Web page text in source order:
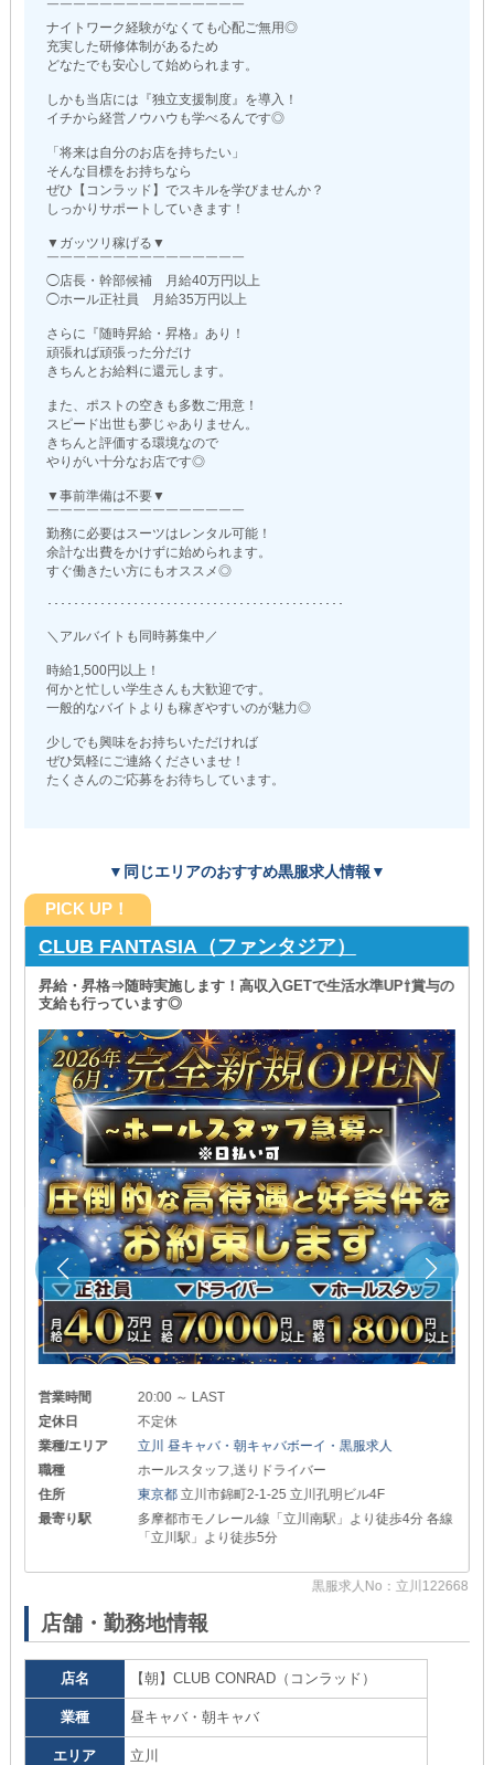
￣￣￣￣￣￣￣￣￣￣￣￣￣￣￣
ナイトワーク経験がなくても心配ご無用◎
充実した研修体制があるため
どなたでも安心して始められます。
しかも当店には『独立支援制度』を導入！
イチから経営ノウハウも学べるんです◎
「将来は自分のお店を持ちたい」
そんな目標をお持ちなら
ぜひ【コンラッド】でスキルを学びませんか？
しっかりサポートしていきます！
▼ガッツリ稼げる▼
￣￣￣￣￣￣￣￣￣￣￣￣￣￣￣
◯店長・幹部候補 月給40万円以上
◯ホール正社員 月給35万円以上
さらに『随時昇給・昇格』あり！
頑張れば頑張った分だけ
きちんとお給料に還元します。
また、ポストの空きも多数ご用意！
スピード出世も夢じゃありません。
きちんと評価する環境なので
やりがい十分なお店です◎
▼事前準備は不要▼
￣￣￣￣￣￣￣￣￣￣￣￣￣￣￣
勤務に必要はスーツはレンタル可能！
余計な出費をかけずに始められます。
すぐ働きたい方にもオススメ◎
･････････････････････････････････････････････
＼アルバイトも同時募集中／
時給1,500円以上！
何かと忙しい学生さんも大歓迎です。
一般的なバイトよりも稼ぎやすいのが魅力◎
少しでも興味をお持ちいただければ
ぜひ気軽にご連絡くださいませ！
たくさんのご応募をお待ちしています。
▼同じエリアのおすすめ黒服求人情報▼
PICK UP！
CLUB FANTASIA（ファンタジア）
昇給・昇格⇒随時実施します！高収入GETで生活水準UP⇧賞与の
支給も行っています◎
営業時間
20:00 ～ LAST
定休日
不定休
業種/エリア
立川 昼キャバ・朝キャバボーイ・黒服求人
職種
ホールスタッフ,送りドライバー
住所
東京都 立川市錦町2-1-25 立川孔明ビル4F
最寄り駅
多摩都市モノレール線「立川南駅」より徒歩4分 各線
「立川駅」より徒歩5分
黒服求人No：立川122668
店舗・勤務地情報
店名 【朝】CLUB CONRAD（コンラッド）
業種 昼キャバ・朝キャバ
エリア 立川